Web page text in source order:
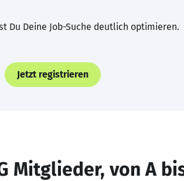
Du Deine Job-Suche deutlich optimieren.
Jetzt registrieren
Mitglieder, von A